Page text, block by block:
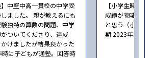
】中堅中高一貫校の中学受
ました。 親が教えるにも
独特の算数の問題、中学
ついてくださり、達成
けましたが結果良かった
に子どもが通塾。回答時
【小学生時の通
成績が物凄く悪
と思う（小学6
期:2023年3月）